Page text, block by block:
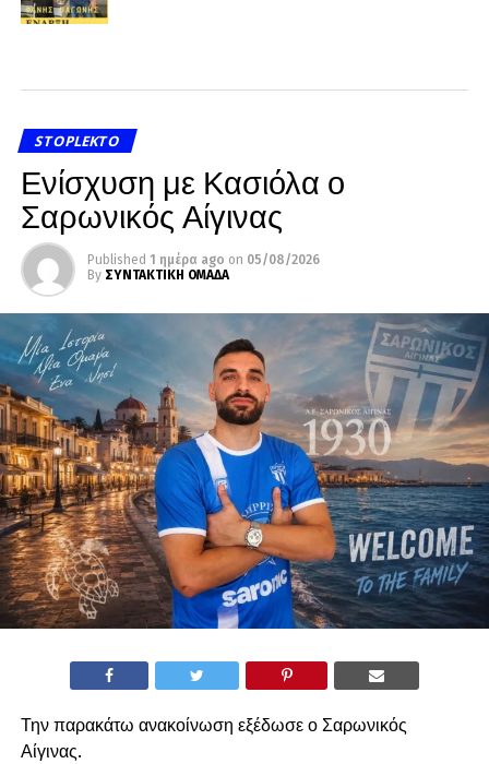
STOPLEKTO
Ενίσχυση με Κασιόλα ο
Σαρωνικός Αίγινας
Published 1 ημέρα ago on 05/08/2026
By ΣΥΝΤΑΚΤΙΚΗ ΟΜΑΔΑ
Την παρακάτω ανακοίνωση εξέδωσε ο Σαρωνικός
Αίγινας.